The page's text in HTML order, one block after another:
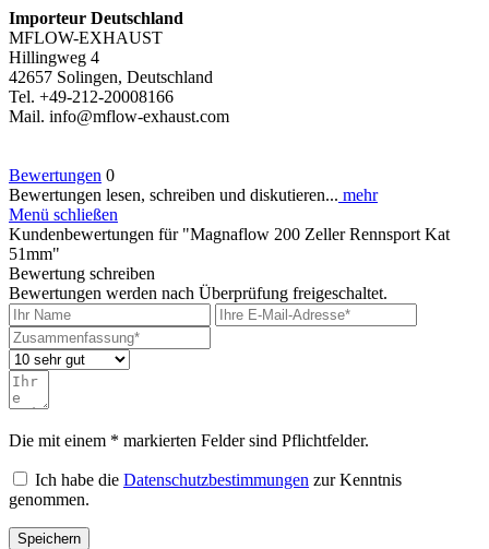
Importeur Deutschland
MFLOW-EXHAUST
Hillingweg 4
42657 Solingen, Deutschland
Tel. +49-212-20008166
Mail. info@mflow-exhaust.com
Bewertungen 0
Bewertungen lesen, schreiben und diskutieren... mehr
Menü schließen
Kundenbewertungen für "Magnaflow 200 Zeller Rennsport Kat
51mm"
Bewertung schreiben
Bewertungen werden nach Überprüfung freigeschaltet.
Die mit einem * markierten Felder sind Pflichtfelder.
Ich habe die Datenschutzbestimmungen zur Kenntnis
genommen.
Speichern